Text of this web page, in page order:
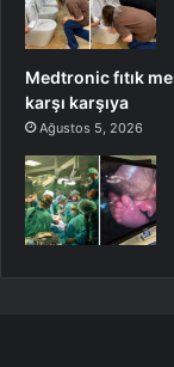
Medtronic fıtık
karşı karşıya
Ağustos 5, 2026